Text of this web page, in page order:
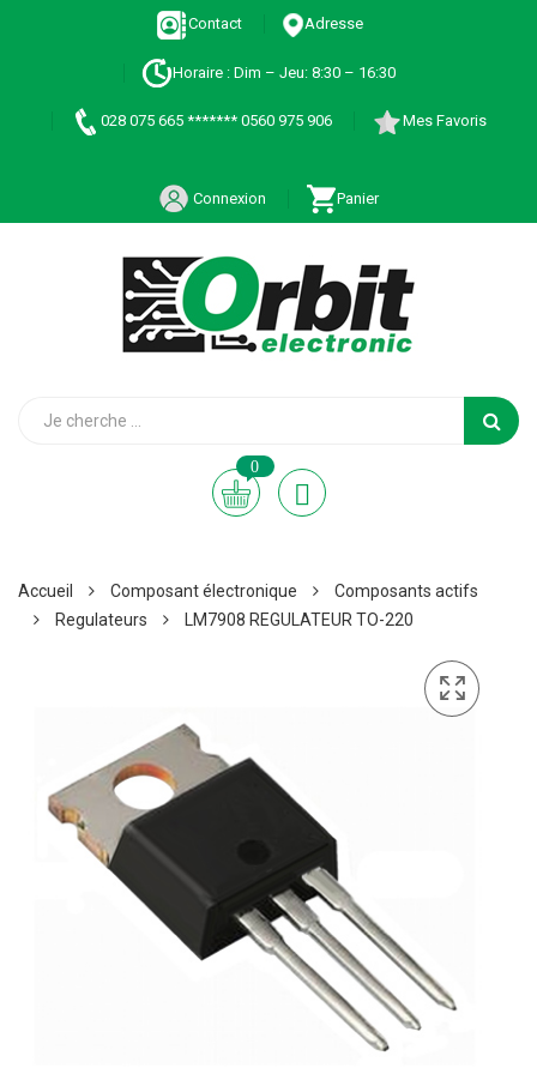
Contact Adresse
Horaire : Dim – Jeu: 8:30 – 16:30
028 075 665 ******* 0560 975 906 Mes Favoris
Connexion Panier
0
Accueil Composant électronique
Composants actifs
Regulateurs
LM7908 REGULATEUR TO-220